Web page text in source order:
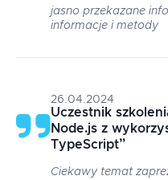
jasno przekazane
informacje i metody
26.04.2024
Uczestnik
Node.js z
TypeScript”
Ciekawy temat